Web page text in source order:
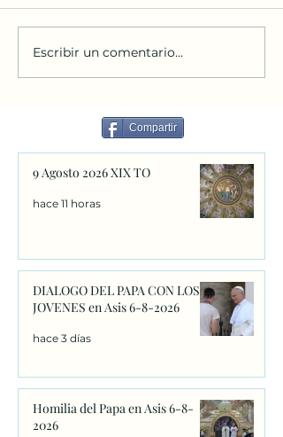
DIALOGO DEL PAPA CON
LOS JOVENES en Asis 6-
Escribir un comentario...
Compartir
9 Agosto 2026 XIX TO
hace 11 horas
DIALOGO DEL PAPA CON LOS
JOVENES en Asis 6-8-2026
hace 3 días
Homilia del Papa en Asis 6-8-
2026